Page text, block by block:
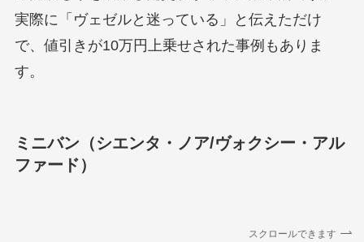
実際に「ヴェゼルと迷っている」と伝えただけ
で、値引きが10万円上乗せされた事例もありま
す。
ミニバン（シエンタ・ノア/ヴォクシー・アル
ファード）
スクロールできます